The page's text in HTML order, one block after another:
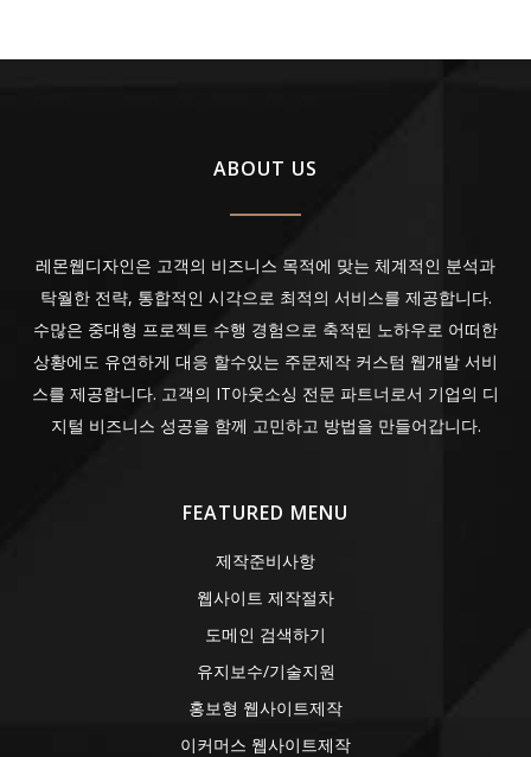
ABOUT US
레몬웹디자인은 고객의 비즈니스 목적에 맞는 체계적인 분석과
탁월한 전략, 통합적인 시각으로 최적의 서비스를 제공합니다.
수많은 중대형 프로젝트 수행 경험으로 축적된 노하우로 어떠한
상황에도 유연하게 대응 할수있는 주문제작 커스텀 웹개발 서비
스를 제공합니다. 고객의 IT아웃소싱 전문 파트너로서 기업의 디
지털 비즈니스 성공을 함께 고민하고 방법을 만들어갑니다.
FEATURED MENU
제작준비사항
웹사이트 제작절차
도메인 검색하기
유지보수/기술지원
홍보형 웹사이트제작
이커머스 웹사이트제작